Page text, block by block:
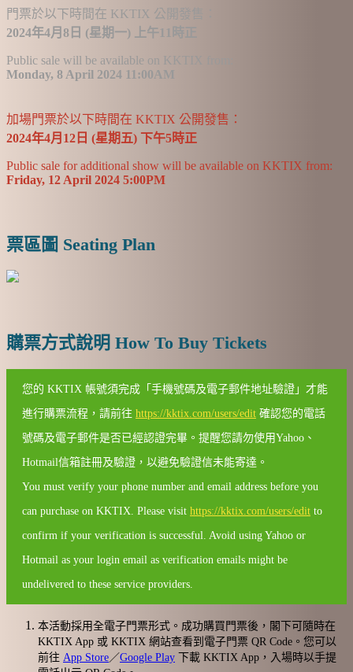
門票於以下時間在 KKTIX 公開發售：
2024年4月8日 (星期一) 上午11時正
Public sale will be available on KKTIX from:
Monday, 8 April 2024 11:00AM
加場門票於以下時間在 KKTIX 公開發售：
2024年4月12日 (星期五) 下午5時正
Public sale for additional show will be available on KKTIX from:
Friday, 12 April 2024 5:00PM
票區圖 Seating Plan
購票方式說明 How To Buy Tickets
您的 KKTIX 帳號須完成「手機號碼及電子郵件地址驗證」才能
進行購票流程，請前往 https://kktix.com/users/edit 確認您的電話
號碼及電子郵件是否已經認證完畢。提醒您請勿使用Yahoo、
Hotmail信箱註冊及驗證，以避免驗證信未能寄達。
You must verify your phone number and email address before you
can purchase on KKTIX. Please visit https://kktix.com/users/edit to
confirm if your verification is successful. Avoid using Yahoo or
Hotmail as your login email as verification emails might be
undelivered to these service providers.
本活動採用全電子門票形式。成功購買門票後，閣下可隨時在
KKTIX App 或 KKTIX 網站查看到電子門票 QR Code。您可以
前往 App Store／Google Play 下載 KKTIX App，入場時以手提